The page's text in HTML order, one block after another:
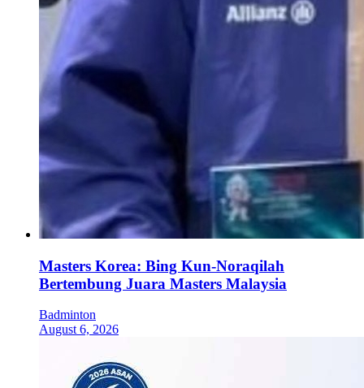
Masters Korea: Bing Kun-Noraqilah
Bertembung Juara Masters Malaysia
Badminton
August 6, 2026